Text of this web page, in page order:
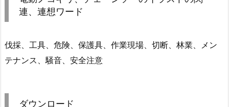
連、連想ワード
伐採、工具、危険、保護具、作業現場、切断、林業、メン
テナンス、騒音、安全注意
ダウンロード